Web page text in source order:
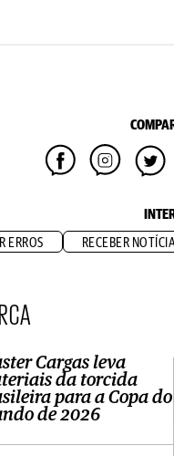
ERROS RECEBER
Cargas leva
da torcida
para a Copa do
de 2026